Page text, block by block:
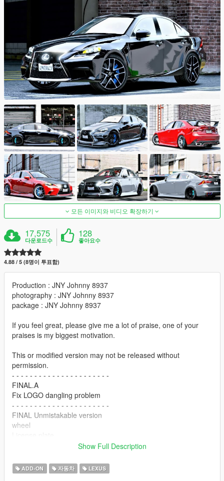
모든 이미지와 비디오 확장하기
17,575
다운로드수
128
좋아요수
4.88 / 5 (8명이 투표함)
Production : JNY Johnny 8937
photography : JNY Johnny 8937
package : JNY Johnny 8937
If you feel great, please give me a lot of praise, one of your
praises is my biggest motivation.
This or modified version may not be released without
permission.
- - - - - - - - - - - - - - - - - - - - - -
FINAL.A
Fix LOGO dangling problem
- - - - - - - - - - - - - - - - - - - - - -
FINAL Unmistakable version
wheel
Fragile glass
Normal collision
Show Full Description
ADD-ON 자동차 LEXUS